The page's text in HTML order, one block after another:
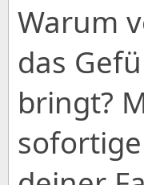
Warum
das
bringt?